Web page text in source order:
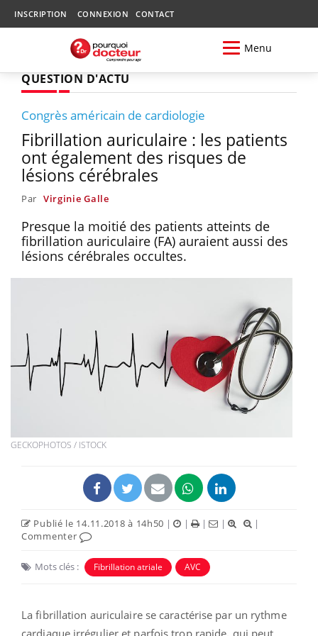
INSCRIPTION CONNEXION CONTACT
Menu
QUESTION D'ACTU
Congrès américain de cardiologie
Fibrillation auriculaire : les patients
ont également des risques de
lésions cérébrales
Par Virginie Galle
Presque la moitié des patients atteints de
fibrillation auriculaire (FA) auraient aussi des
lésions cérébrales occultes.
GECKOPHOTOS / ISTOCK
Publié le 14.11.2018 à 14h50 | | | |
|
Commenter
Mots clés : Fibrillation atriale AVC
La fibrillation auriculaire se caractérise par un rythme